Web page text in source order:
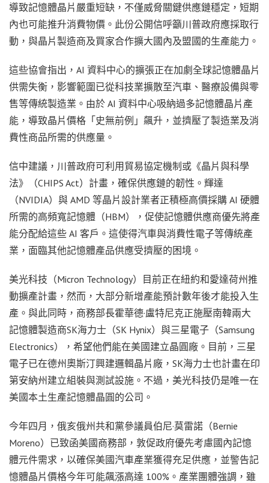
導致記憶體晶片嚴重短缺，不僅威脅關鍵供應鏈穩定，短期
內也可能推升消費物價。此份公開信呼籲川普政府應採取行
動，與晶片製造商及買家合作擴大國內及盟國的生產能力。
這些協會指出，AI 資料中心的擴張正在加劇全球記憶體晶片
供需失衡，影響範圍已從科技業擴散至汽車、醫療設備與零
售等傳統製造業。由於 AI 資料中心吸納過多記憶體晶片產
能，導致晶片價格「史無前例」飆升，並擠壓了製造業及消
費性商品所需的供應量。
信中建議，川普政府可利用貿易協定機制或《晶片與科學
法》（CHIPS Act）計畫，確保供應鏈的韌性。輝達
（NVIDIA）與 AMD 等晶片設計業者正積極高價採購 AI 硬體
所需的高頻寬記憶體（HBM），促使記憶體供應商優先將產
能分配給這些 AI 客戶。這使得汽車與消費性電子等傳統產
業，面臨其他記憶體產品供應受擠壓的困境。
美光科技（Micron Technology）目前正在紐約和愛達荷州推
動擴產計畫，然而，大部分新增產能預計數年後才能投入生
產。與此同時，商務部長霍華德·盧特尼克正施壓南韓兩大
記憶體製造商SK海力士（SK Hynix）與三星電子（Samsung
Electronics），希望他們能在美國建立晶圓廠。目前，三星
電子已在德州奧斯汀興建邏輯晶片廠，SK海力士也計畫在印
第安納州建立組裝與測試設施。不過，美光科技仍是唯一在
美國本土生產記憶體晶圓的公司。
今年四月，俄亥俄州共和黨參議員伯尼·莫雷諾（Bernie
Moreno）已致函美國商務部，敦促政府優先考慮國內記憶
體元件需求，以確保美國汽車產業獲得充足供應，並警告記
憶體晶片價格今年可能飆漲高達 100%。產業團體強調，雖